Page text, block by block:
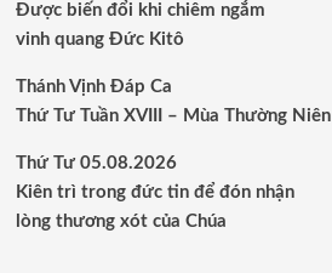
Được biến đổi khi chiêm ngắm
vinh quang Đức Kitô
Thánh Vịnh Đáp Ca
Thứ Tư Tuần XVIII – Mùa Thường Niên
Thứ Tư 05.08.2026
Kiên trì trong đức tin để đón nhận
lòng thương xót của Chúa